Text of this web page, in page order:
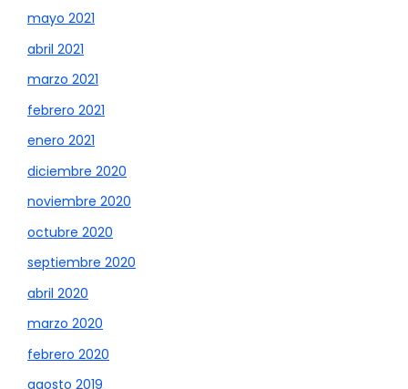
mayo 2021
abril 2021
marzo 2021
febrero 2021
enero 2021
diciembre 2020
noviembre 2020
octubre 2020
septiembre 2020
abril 2020
marzo 2020
febrero 2020
agosto 2019